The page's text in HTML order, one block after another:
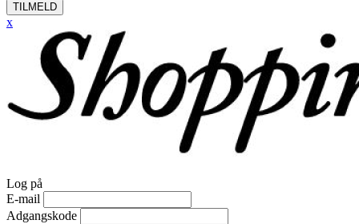
TILMELD
x
Log på
E-mail
Adgangskode